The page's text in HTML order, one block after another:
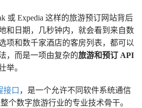
或 Expedia 这样的旅游预订网站背后
和日期，几秒钟内，就会看到来自数
项和数千家酒店的客房列表，都可以
，而是一项由复杂的旅游和预订 API
举。
接口 ，是一个允许不同软件系统通信
个数字旅游行业的专业技术骨干。